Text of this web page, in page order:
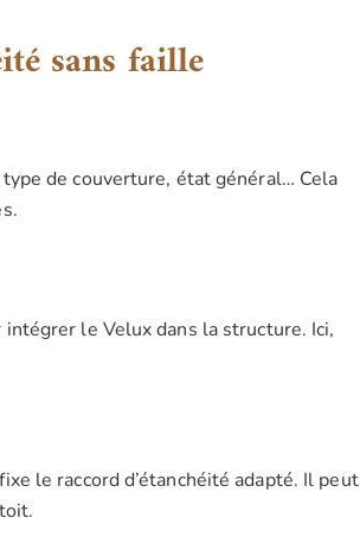
sans faille
de couverture, état général… Cela
le Velux dans la structure. Ici,
le raccord d’étanchéité adapté. Il peut